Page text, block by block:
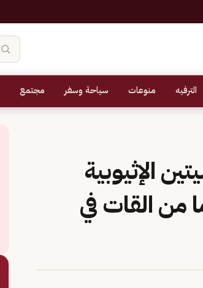
الترفيه منوعات سياحة وسفر مجتمع
الإثيوبية
240 كيلوجراما من القات في